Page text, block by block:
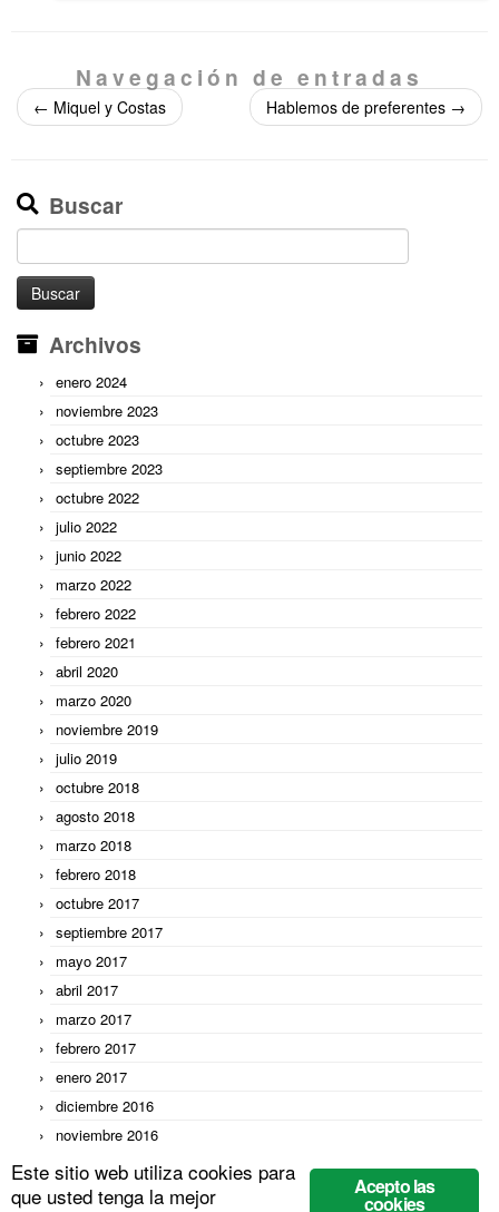
Navegación de entradas
← Miquel y Costas Hablemos de preferentes →
Buscar
Archivos
enero 2024
noviembre 2023
octubre 2023
septiembre 2023
octubre 2022
julio 2022
junio 2022
marzo 2022
febrero 2022
febrero 2021
abril 2020
marzo 2020
noviembre 2019
julio 2019
octubre 2018
agosto 2018
marzo 2018
febrero 2018
octubre 2017
septiembre 2017
mayo 2017
abril 2017
marzo 2017
febrero 2017
enero 2017
diciembre 2016
noviembre 2016
octubre 2016
septiembre 2016
Acepto las
cookies
Este sitio web utiliza cookies para
que usted tenga la mejor